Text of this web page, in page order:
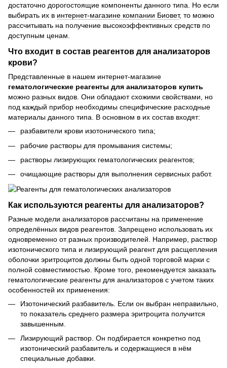
достаточно дорогостоящие компоненты данного типа. Но если
выбирать их в интернет-магазине компании Биовет, то можно
рассчитывать на получение высокоэффективных средств по
доступным ценам.
Что входит в состав реагентов для анализаторов
крови?
Представленные в нашем интернет-магазине
гематологические реагенты для анализаторов купить
можно разных видов. Они обладают схожими свойствами, но
под каждый прибор необходимы специфические расходные
материалы данного типа. В основном в их состав входят:
разбавители крови изотонического типа;
рабочие растворы для промывания системы;
растворы лизирующих гематологических реагентов;
очищающие растворы для выполнения сервисных работ.
Как используются реагенты для анализаторов?
Разные модели анализаторов рассчитаны на применение
определённых видов реагентов. Запрещено использовать их
одновременно от разных производителей. Например, раствор
изотонического типа и лизирующий реагент для расщепления
оболочки эритроцитов должны быть одной торговой марки с
полной совместимостью. Кроме того, рекомендуется заказать
гематологические реагенты для анализаторов с учетом таких
особенностей их применения:
Изотонический разбавитель. Если он выбран неправильно,
то показатель среднего размера эритроцита получится
завышенным.
Лизирующий раствор. Он подбирается конкретно под
изотонический разбавитель и содержащиеся в нём
специальные добавки.